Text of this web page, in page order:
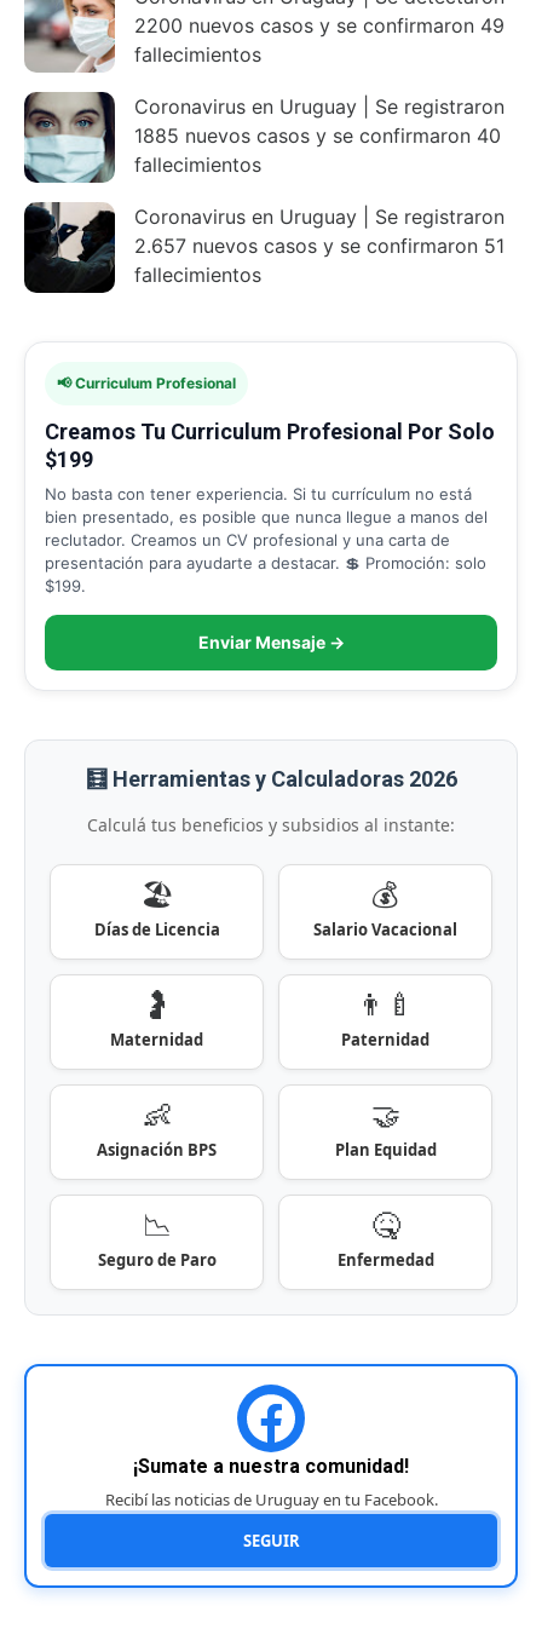
2200 nuevos casos y se confirmaron 49
fallecimientos
Coronavirus en Uruguay | Se registraron
1885 nuevos casos y se confirmaron 40
fallecimientos
Coronavirus en Uruguay | Se registraron
2.657 nuevos casos y se confirmaron 51
fallecimientos
📢 Curriculum Profesional
Creamos Tu Curriculum Profesional Por Solo
$199
No basta con tener experiencia. Si tu currículum no está
bien presentado, es posible que nunca llegue a manos del
reclutador. Creamos un CV profesional y una carta de
presentación para ayudarte a destacar. 💲 Promoción: solo
$199.
Enviar Mensaje →
🧮 Herramientas y Calculadoras 2026
Calculá tus beneficios y subsidios al instante:
🏖️
Días de Licencia
💰
Salario Vacacional
🤰
Maternidad
👨‍🍼
Paternidad
👶
Asignación BPS
🤝
Plan Equidad
📉
Seguro de Paro
🤒
Enfermedad
¡Sumate a nuestra comunidad!
Recibí las noticias de Uruguay en tu Facebook.
SEGUIR